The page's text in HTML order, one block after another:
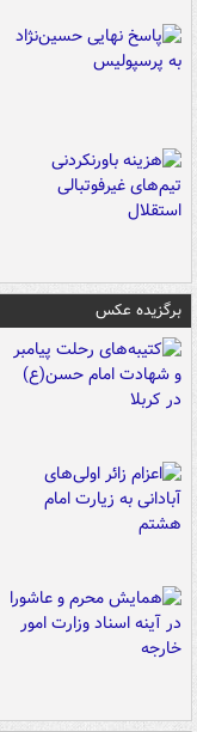
برگزیده عکس